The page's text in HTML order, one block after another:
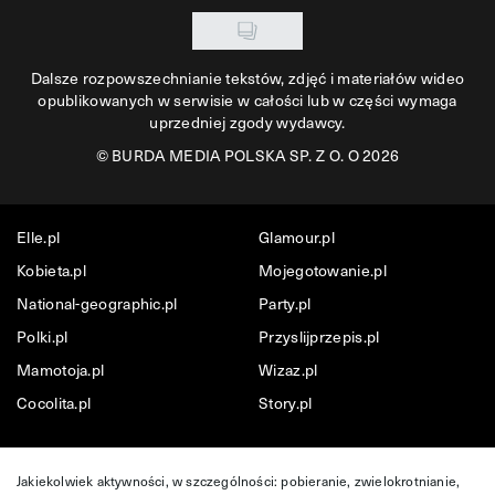
Dalsze rozpowszechnianie tekstów, zdjęć i materiałów wideo
opublikowanych w serwisie w całości lub w części wymaga
uprzedniej zgody wydawcy.
©BURDA MEDIA POLSKA SP. Z O. O 2026
Elle.pl
Glamour.pl
Kobieta.pl
Mojegotowanie.pl
National-geographic.pl
Party.pl
Polki.pl
Przyslijprzepis.pl
Mamotoja.pl
Wizaz.pl
Cocolita.pl
Story.pl
Jakiekolwiek aktywności, w szczególności: pobieranie, zwielokrotnianie,